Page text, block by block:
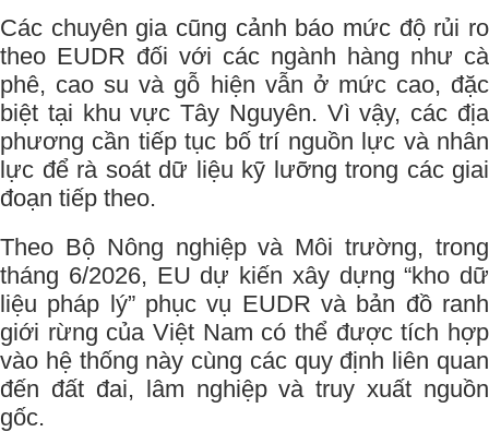
Các chuyên gia cũng cảnh báo mức độ rủi ro
theo EUDR đối với các ngành hàng như cà
phê, cao su và gỗ hiện vẫn ở mức cao, đặc
biệt tại khu vực Tây Nguyên. Vì vậy, các địa
phương cần tiếp tục bố trí nguồn lực và nhân
lực để rà soát dữ liệu kỹ lưỡng trong các giai
đoạn tiếp theo.
Theo Bộ Nông nghiệp và Môi trường, trong
tháng 6/2026, EU dự kiến xây dựng “kho dữ
liệu pháp lý” phục vụ EUDR và bản đồ ranh
giới rừng của Việt Nam có thể được tích hợp
vào hệ thống này cùng các quy định liên quan
đến đất đai, lâm nghiệp và truy xuất nguồn
gốc.